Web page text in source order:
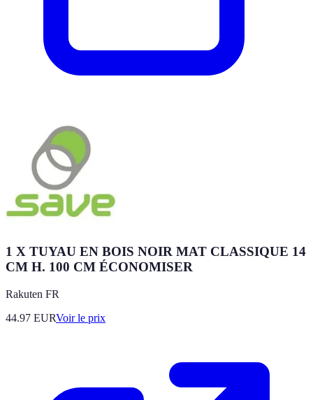
1 X TUYAU EN BOIS NOIR MAT CLASSIQUE 14
CM H. 100 CM ÉCONOMISER
Rakuten FR
44.97 EURVoir le prix